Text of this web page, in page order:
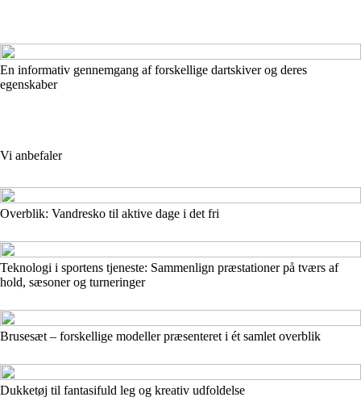
En informativ gennemgang af forskellige dartskiver og deres
egenskaber
Vi anbefaler
Overblik: Vandresko til aktive dage i det fri
Teknologi i sportens tjeneste: Sammenlign præstationer på tværs af
hold, sæsoner og turneringer
Brusesæt – forskellige modeller præsenteret i ét samlet overblik
Dukketøj til fantasifuld leg og kreativ udfoldelse